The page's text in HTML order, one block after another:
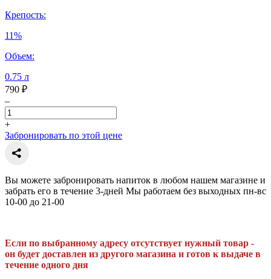
Крепость:
11%
Объем:
0.75 л
790 ₽
–
+
Забронировать по этой цене
Вы можете забронировать напиток в любом нашем магазине и
забрать его в течение 3-дней Мы работаем без выходных пн-вс
10-00 до 21-00
Если по выбранному адресу отсутствует нужный товар -
он будет доставлен из другого магазина и готов к выдаче в
течение одного дня